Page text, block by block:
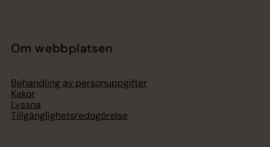
Om webbplatsen
Behandling av personuppgifter
Kakor
Lyssna
Tillgänglighetsredogörelse